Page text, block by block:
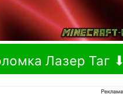
Лазер Таг ⬇